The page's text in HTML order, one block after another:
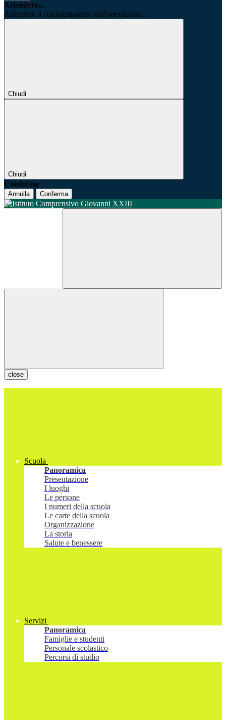
Attendere...
Attendere il completamento dell'operazione...
Chiudi
Chiudi
Conferma
Annulla Conferma
close
Scuola
Panoramica
Presentazione
I luoghi
Le persone
I numeri della scuola
Le carte della scuola
Organizzazione
La storia
Salute e benessere
Servizi
Panoramica
Famiglie e studenti
Personale scolastico
Percorsi di studio